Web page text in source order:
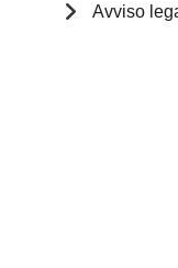
Avviso